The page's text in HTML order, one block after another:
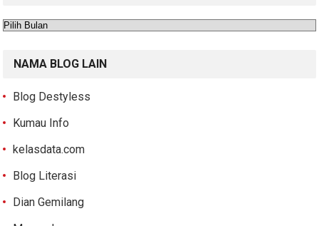
Arsip
NAMA BLOG LAIN
Blog Destyless
Kumau Info
kelasdata.com
Blog Literasi
Dian Gemilang